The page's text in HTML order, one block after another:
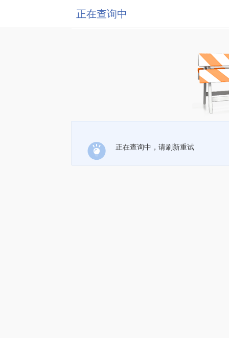
正在查询中
正在查询中，请刷新重试